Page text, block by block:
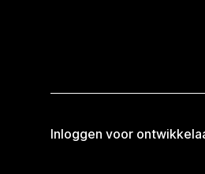
Inloggen voor